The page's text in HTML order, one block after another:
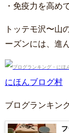
・免疫力を高め
トッテモ沢〜山
ーズンには、進
にほんブログ村
ブログランキン